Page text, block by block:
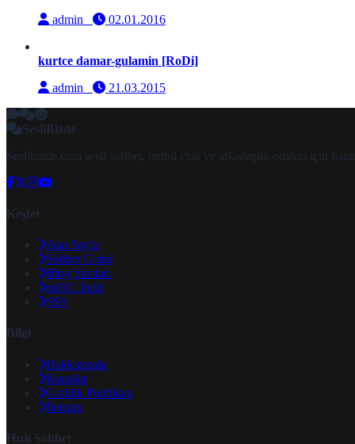
admin
02.01.2016
kurtce damar-gulamin [RoDi]
admin
21.03.2015
SesliBizde
Seslibizde.com sesli sohbet, mobil chat ve arkadaşlık odaları için
Keşfet
Ana Sayfa
Sohbet Girişi
Blog Yazıları
mIRC İndir
SSS
Bilgi
Hakkımızda
Kurallar
Gizlilik Politikası
İletişim
Hızlı Sohbet